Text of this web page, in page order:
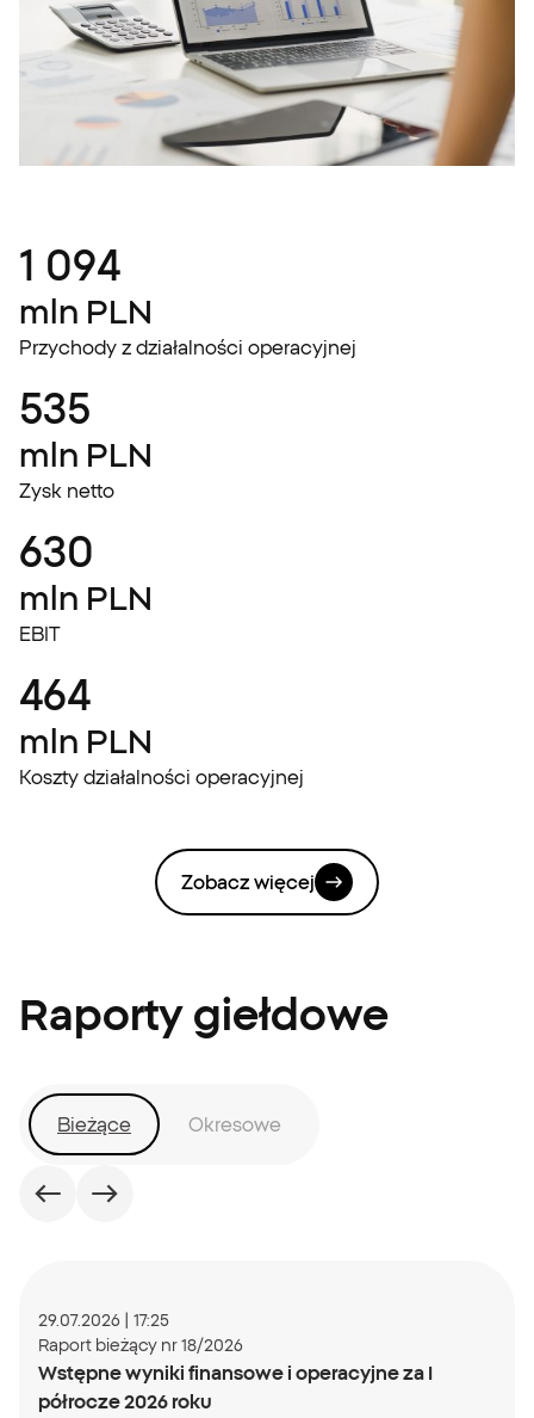
1 094
mln PLN
Przychody z działalności operacyjnej
535
mln PLN
Zysk netto
630
mln PLN
EBIT
464
mln PLN
Koszty działalności operacyjnej
Zobacz więcej
Raporty giełdowe
Bieżące Okresowe
Data:
29.07.2026 | 17:25
Raport bieżący nr 18/2026
Wstępne wyniki finansowe i operacyjne za I
półrocze 2026 roku